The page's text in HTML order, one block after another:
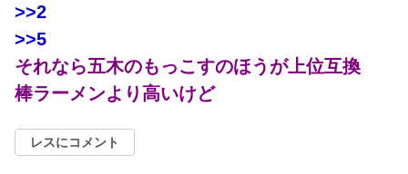
>>2
>>5
それなら五木のもっこすのほうが上位互換
棒ラーメンより高いけど
レスにコメント